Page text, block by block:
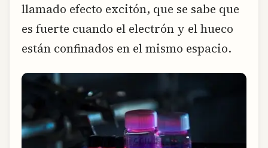
llamado efecto excitón, que se sabe que
es fuerte cuando el electrón y el hueco
están confinados en el mismo espacio.